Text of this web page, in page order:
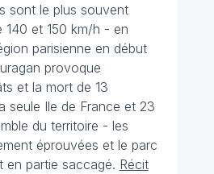
sont le plus souvent
140 et 150 km/h - en
parisienne en début
provoque
et la mort de 13
seule Ile de France et 23
du territoire - les
éprouvées et le parc
en partie saccagé. Récit